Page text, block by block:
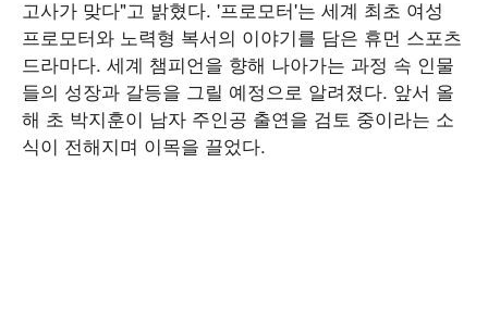
고사가 맞다"고 밝혔다. '프로모터'는 세계 최초 여성
프로모터와 노력형 복서의 이야기를 담은 휴먼 스포츠
드라마다. 세계 챔피언을 향해 나아가는 과정 속 인물
들의 성장과 갈등을 그릴 예정으로 알려졌다. 앞서 올
해 초 박지훈이 남자 주인공 출연을 검토 중이라는 소
식이 전해지며 이목을 끌었다.